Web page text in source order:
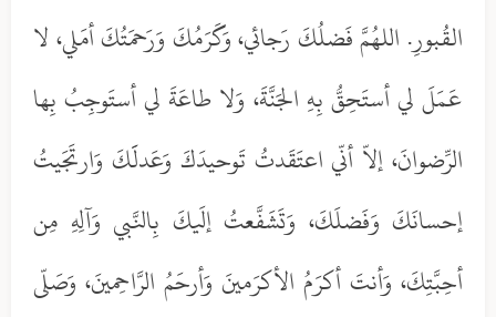
القُبورِ. اللهُمَّ فَضلُكَ رَجائي، وَكَرَمُكَ وَرَحمَتُكَ أمَلي، لا
عَمَلَ لي أستَحِقُّ بِهِ الجَنَّةَ، وَلا طاعَةَ لي أستَوجِبُ بِها
الرِّضوانَ، إلاّ أنّي اعتَقَدتُ تَوحيدَكَ وَعَدلََكَ وَارتَجَيتُ
إحسانَكَ وَفَضلَكَ، وَتَشَفَّعتُ إلَيكَ بِالنَّبي وَآلِهِ مِن
أحِبَّتِكَ، وَأنتَ أكرَمُ الأكرَمينَ وَأرحَمُ الرَّاحِمينَ، وَصَلّى